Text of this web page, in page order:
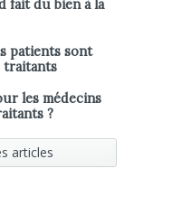
fait du bien à la
patients sont
traitants
les médecins
?
articles